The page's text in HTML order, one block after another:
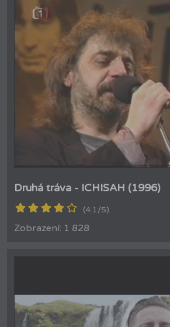
Druhá tráva - ICHISAH (1996)
(4.1/5)
Zobrazení: 1 828